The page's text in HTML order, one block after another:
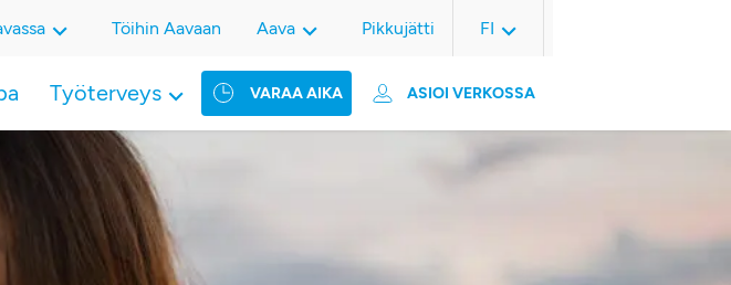
VARAA AIKA ASIOI VERKOSSA
Työterveys
Töihin Aavaan Aava Pikkujätti FI